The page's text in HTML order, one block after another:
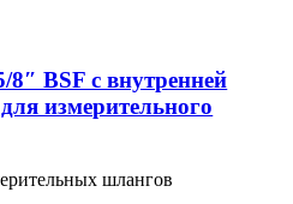
BSF с внутренней
измерительного
шлангов